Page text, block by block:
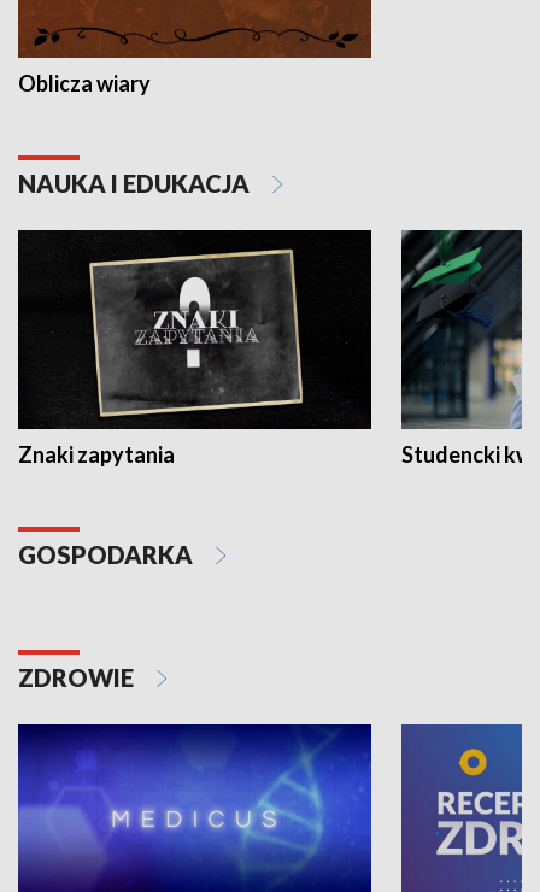
Oblicza wiary
NAUKA I EDUKACJA
Znaki zapytania Studencki
GOSPODARKA
ZDROWIE